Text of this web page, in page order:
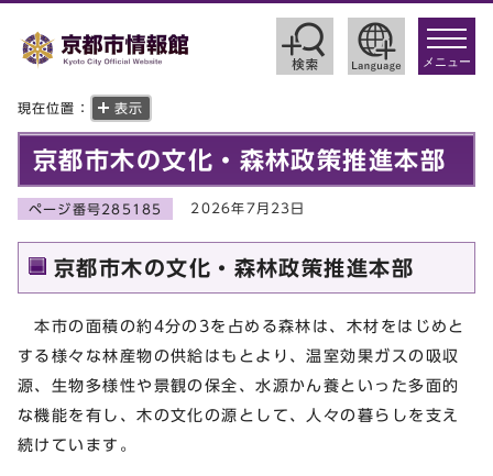
toggle
メニュー
現在位置： 表示
京都市木の文化・森林政策推進本部
ページ番号285185 2026年7月23日
京都市木の文化・森林政策推進本部
本市の面積の約4分の3を占める森林は、木材をはじめと
する様々な林産物の供給はもとより、温室効果ガスの吸収
源、生物多様性や景観の保全、水源かん養といった多面的
な機能を有し、木の文化の源として、人々の暮らしを支え
続けています。